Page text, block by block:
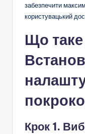
забезпечити
користувацький
Що
Крок 1.